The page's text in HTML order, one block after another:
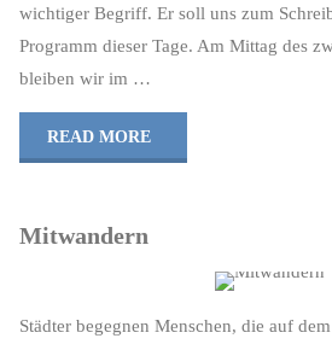
wichtiger Begriff. Er soll uns zum
Programm dieser Tage. Am Mittag des
bleiben wir im …
READ MORE
Mitwandern
Städter begegnen Menschen, die auf